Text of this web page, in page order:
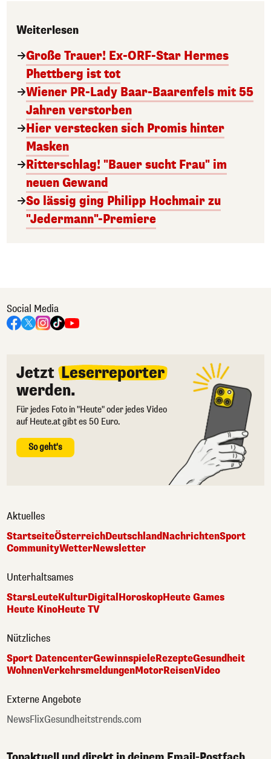
Weiterlesen
Große Trauer! Ex-ORF-Star Hermes
Phettberg ist tot
Wiener PR-Lady Baar-Baarenfels mit 55
Jahren verstorben
Hier verstecken sich Promis hinter
Masken
Ritterschlag! "Bauer sucht Frau" im
neuen Gewand
So lässig ging Philipp Hochmair zu
"Jedermann"-Premiere
Social Media
Jetzt Leserreporter
werden.
Für jedes Foto in "Heute" oder jedes Video
auf Heute.at gibt es 50 Euro.
So geht's
Aktuelles
StartseiteÖsterreichDeutschlandNachrichtenSport
CommunityWetterNewsletter
Unterhaltsames
StarsLeuteKulturDigital HoroskopHeute Games
Heute KinoHeute TV
Nützliches
Sport DatencenterGewinnspieleRezepteGesundheit
WohnenVerkehrsmeldungenMotorReisenVideo
Externe Angebote
NewsFlixGesundheitstrends.com